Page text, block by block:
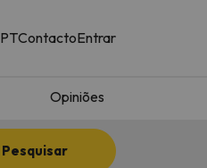
PTContactoEntrar
Opiniões
Pesquisar